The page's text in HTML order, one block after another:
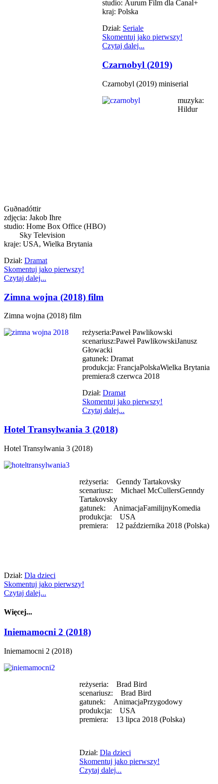
studio: Aurum Film dla Canal+
kraj: Polska
Dział: Seriale
Skomentuj jako pierwszy!
Czytaj dalej...
Czarnobyl (2019)
Czarnobyl (2019) miniserial
muzyka:
Hildur
Guðnadóttir
zdjęcia: Jakob Ihre
studio: Home Box Office (HBO)
Sky Television
kraje: USA, Wielka Brytania
Dział: Dramat
Skomentuj jako pierwszy!
Czytaj dalej...
Zimna wojna (2018) film
Zimna wojna (2018) film
reżyseria:Paweł Pawlikowski
scenariusz:Paweł PawlikowskiJanusz
Głowacki
gatunek: Dramat
produkcja: FrancjaPolskaWielka Brytania
premiera:8 czerwca 2018
Dział: Dramat
Skomentuj jako pierwszy!
Czytaj dalej...
Hotel Transylwania 3 (2018)
Hotel Transylwania 3 (2018)
reżyseria: Genndy Tartakovsky
scenariusz: Michael McCullersGenndy
Tartakovsky
gatunek: AnimacjaFamilijnyKomedia
produkcja: USA
premiera: 12 października 2018 (Polska)
Dział: Dla dzieci
Skomentuj jako pierwszy!
Czytaj dalej...
Więcej...
Iniemamocni 2 (2018)
Iniemamocni 2 (2018)
reżyseria: Brad Bird
scenariusz: Brad Bird
gatunek: AnimacjaPrzygodowy
produkcja: USA
premiera: 13 lipca 2018 (Polska)
Dział: Dla dzieci
Skomentuj jako pierwszy!
Czytaj dalej...